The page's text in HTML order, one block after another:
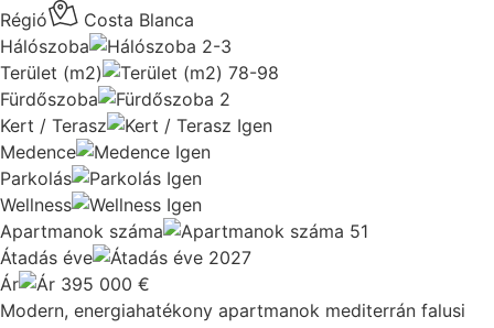
Régió
Costa Blanca
Hálószoba
2-3
Terület (m2)
78-98
Fürdőszoba
2
Kert / Terasz
Igen
Medence
Igen
Parkolás
Igen
Wellness
Igen
Apartmanok száma
51
Átadás éve
2027
Ár
395 000 €
Modern, energiahatékony apartmanok mediterrán falusi